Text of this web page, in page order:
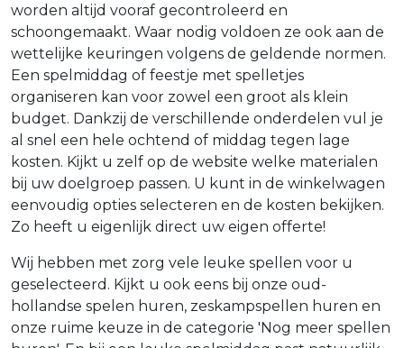
worden altijd vooraf gecontroleerd en
schoongemaakt. Waar nodig voldoen ze ook aan de
wettelijke keuringen volgens de geldende normen.
Een spelmiddag of feestje met spelletjes
organiseren kan voor zowel een groot als klein
budget. Dankzij de verschillende onderdelen vul je
al snel een hele ochtend of middag tegen lage
kosten. Kijkt u zelf op de website welke materialen
bij uw doelgroep passen. U kunt in de winkelwagen
eenvoudig opties selecteren en de kosten bekijken.
Zo heeft u eigenlijk direct uw eigen offerte!
Wij hebben met zorg vele leuke spellen voor u
geselecteerd. Kijkt u ook eens bij onze oud-
hollandse spelen huren, zeskampspellen huren en
onze ruime keuze in de categorie 'Nog meer spellen